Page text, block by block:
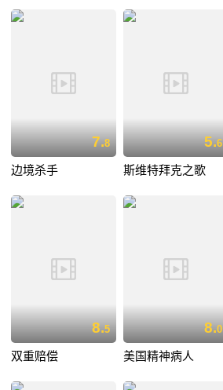
7.8
边境杀手
5.6
斯维特拜克之歌
8.5
双重赔偿
8.0
美国精神病人